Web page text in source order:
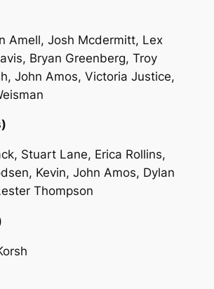
Amell, Josh Mcdermitt, Lex
Bryan Greenberg, Troy
John Amos, Victoria Justice,
Stuart Lane, Erica Rollins,
Kevin, John Amos, Dylan
Thompson